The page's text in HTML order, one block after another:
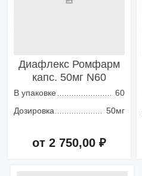
Диафлекс Ромфарм
капс. 50мг N60
В упаковке
60
Дозировка
50мг
от 2 750,00 ₽